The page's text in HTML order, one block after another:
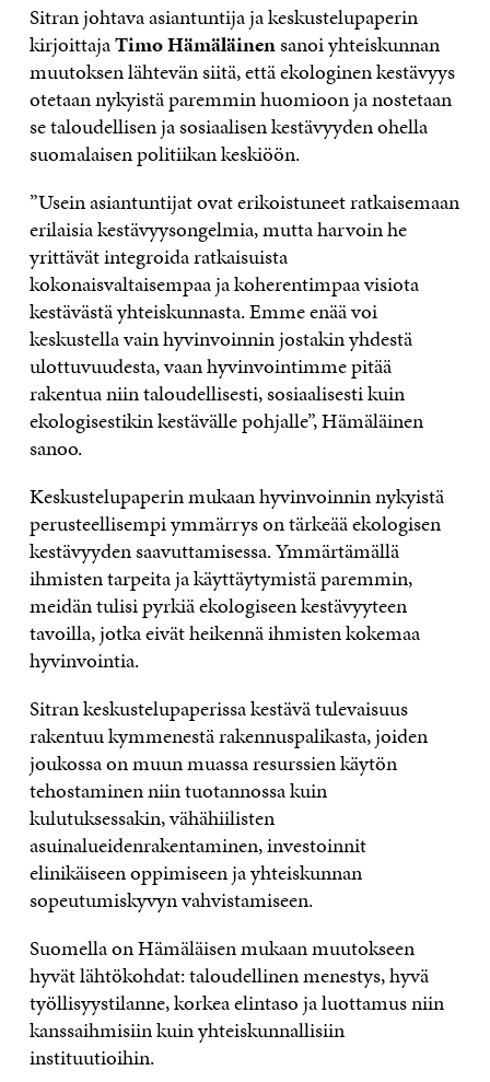
Sitran johtava asiantuntija ja keskustelupaperin
kirjoittajaTimo Hämäläinensanoi yhteiskunnan
muutoksen lähtevän siitä, että ekologinen kestävyys
otetaan nykyistä paremmin huomioon ja nostetaan
se taloudellisen ja sosiaalisen kestävyyden ohella
suomalaisen politiikan keskiöön.
”Usein asiantuntijat ovat erikoistuneet ratkaisemaan
erilaisia kestävyysongelmia, mutta harvoin he
yrittävät integroida ratkaisuista
kokonaisvaltaisempaa ja koherentimpaa visiota
kestävästä yhteiskunnasta. Emme enää voi
keskustella vain hyvinvoinnin jostakin yhdestä
ulottuvuudesta, vaan hyvinvointimme pitää
rakentua niin taloudellisesti, sosiaalisesti kuin
ekologisestikin kestävälle pohjalle”, Hämäläinen
sanoo.
Keskustelupaperin mukaan hyvinvoinnin nykyistä
perusteellisempi ymmärrys on tärkeää ekologisen
kestävyyden saavuttamisessa. Ymmärtämällä
ihmisten tarpeita ja käyttäytymistä paremmin,
meidän tulisi pyrkiä ekologiseen kestävyyteen
tavoilla, jotka eivät heikennä ihmisten kokemaa
hyvinvointia.
Sitran keskustelupaperissa kestävä tulevaisuus
rakentuu kymmenestä rakennuspalikasta, joiden
joukossa on muun muassa resurssien käytön
tehostaminen niin tuotannossa kuin
kulutuksessakin, vähähiilisten
asuinalueidenrakentaminen, investoinnit
elinikäiseen oppimiseen ja yhteiskunnan
sopeutumiskyvyn vahvistamiseen.
Suomella on Hämäläisen mukaan muutokseen
hyvät lähtökohdat: taloudellinen menestys, hyvä
työllisyystilanne, korkea elintaso ja luottamus niin
kanssaihmisiin kuin yhteiskunnallisiin
instituutioihin.